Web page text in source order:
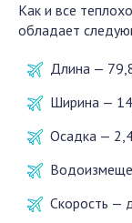
Как и все
обладает
Длина —
Ширина —
Осадка —
Скорость —